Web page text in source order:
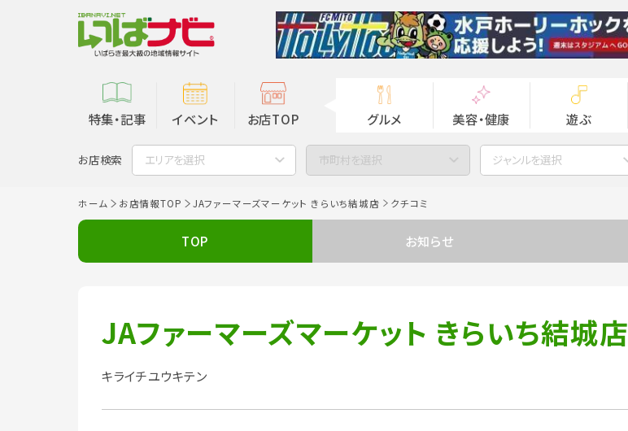
特集・記事 イベント お店TOP グルメ 美容・健康 遊ぶ
お店検索 エリアを選択 市町村を選択 ジャンルを選択
ホーム お店情報TOP JAファーマーズマーケット きらいち結城店 クチコミ
TOP お知らせ
JAファーマーズマーケット きらいち結城店
キライチユウキテン